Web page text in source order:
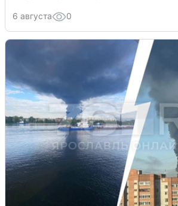
6 августа 0